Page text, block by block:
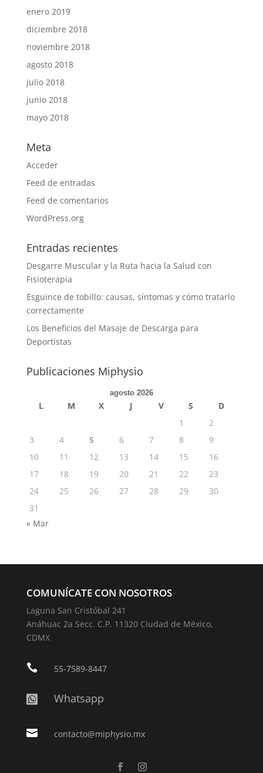
enero 2019
diciembre 2018
noviembre 2018
agosto 2018
julio 2018
junio 2018
mayo 2018
Meta
Acceder
Feed de entradas
Feed de comentarios
WordPress.org
Entradas recientes
Desgarre Muscular y la Ruta hacia la Salud con
Fisioterapia
Esguince de tobillo: causas, síntomas y cómo tratarlo
correctamente
Los Beneficios del Masaje de Descarga para
Deportistas
Publicaciones Miphysio
agosto 2026
L M X J V S
D
1
2
3
4 5 6 7 8
9
10
11 12 13 14 15
16
17
18 19 20 21 22
23
24
25 26 27 28 29
30
31
« Mar
COMUNÍCATE CON NOSOTROS
Laguna San Cristóbal 241
Anáhuac 2a Secc. C.P. 11320 Ciudad de México,
CDMX
 55-7589-8447
 Whatsapp
 contacto@miphysio.mx